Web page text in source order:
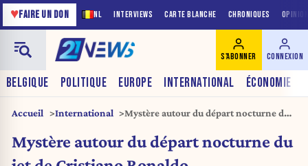
NL INTERVIEWS CARTE BLANCHE CHRONIQUES
♥FAIRE UN DON
BELGIQUE POLITIQUE EUROPE INTERNATIONAL ÉCONOMIE
S'ABONNER CONNEXION
Accueil International
Mystère autour du départ nocturne du
Mystère autour du départ nocturne du